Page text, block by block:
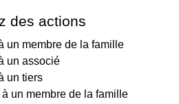
des actions
un membre de la famille
un associé
un tiers
un membre de la famille